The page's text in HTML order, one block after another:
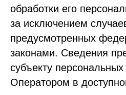
обработки его
за исключением
предусмотренных
законами. Сведения
субъекту
Оператором в